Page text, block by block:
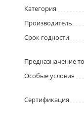
Категория
Производитель
Срок годности
Предназначение
Особые условия
Сертификация